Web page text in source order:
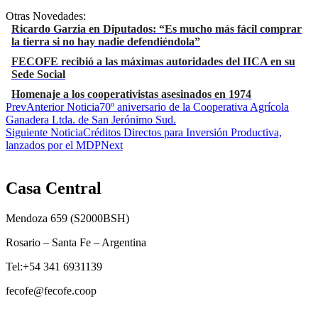
Otras Novedades:
Ricardo Garzia en Diputados: “Es mucho más fácil comprar
la tierra si no hay nadie defendiéndola”
FECOFE recibió a las máximas autoridades del IICA en su
Sede Social
Homenaje a los cooperativistas asesinados en 1974
PrevAnterior Noticia70º aniversario de la Cooperativa Agrícola
Ganadera Ltda. de San Jerónimo Sud.
Siguiente NoticiaCréditos Directos para Inversión Productiva,
lanzados por el MDPNext
Casa Central
Mendoza 659 (S2000BSH)
Rosario – Santa Fe – Argentina
Tel:+54 341 6931139
fecofe@fecofe.coop